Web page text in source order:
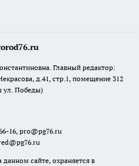
Главный редактор:
д.41, стр.1, помещение 312
ул. Победы)
16, pro@pg76.ru
сайте, охраняется в